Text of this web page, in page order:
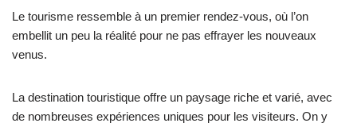
Le tourisme ressemble à un premier rendez-vous, où l’on
embellit un peu la réalité pour ne pas effrayer les nouveaux
venus.
La destination touristique offre un paysage riche et varié, avec
de nombreuses expériences uniques pour les visiteurs. On y